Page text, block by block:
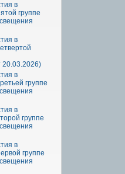
в
группе
в
в
группе
в
группе
в
группе